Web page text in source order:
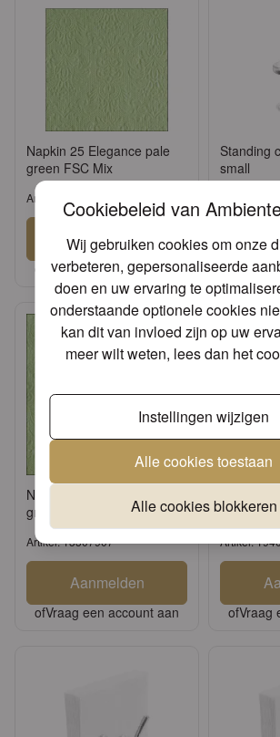
Cookiebeleid van
Wij gebruiken cookies om onze
verbeteren, gepersonaliseerde
doen en uw ervaring te
onderstaande optionele cookies
kan dit van invloed zijn op uw
meer wilt weten, lees dan het
Instellingen wijzigen
Alle cookies toestaan
Alle cookies blokkeren
Napkin 25 Elegance pale
green FSC Mix
Artikel: 12507907
Aanmelden
Vraag een account aan
Standing
small
ofVraag
Napkin 33 Elegance pale
green FSC Mix
Artikel: 13307907
Aanmelden
ofVraag een account aan
figure
Artikel:
ofVraag